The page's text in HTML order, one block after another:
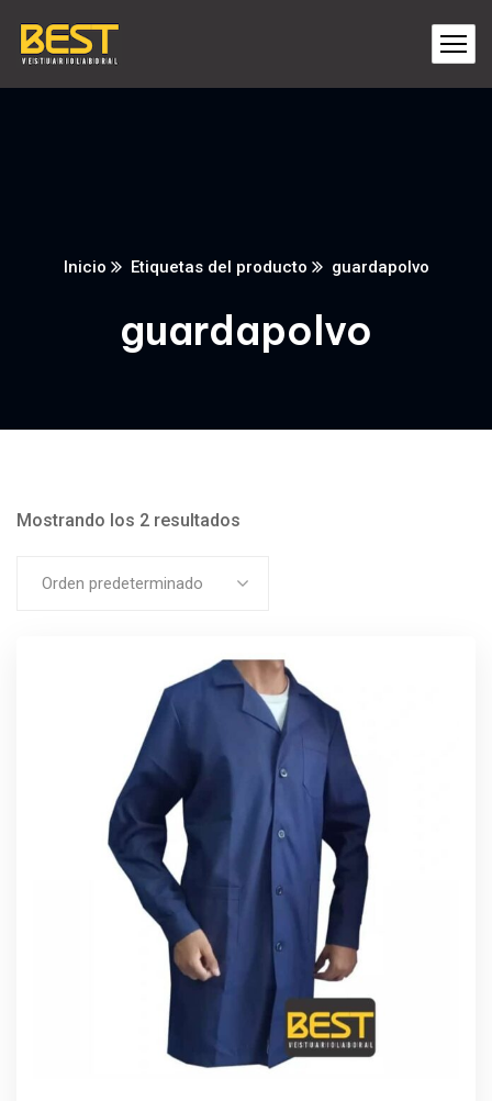
Inicio Etiquetas del producto guardapolvo
guardapolvo
Mostrando los 2 resultados
Orden predeterminado